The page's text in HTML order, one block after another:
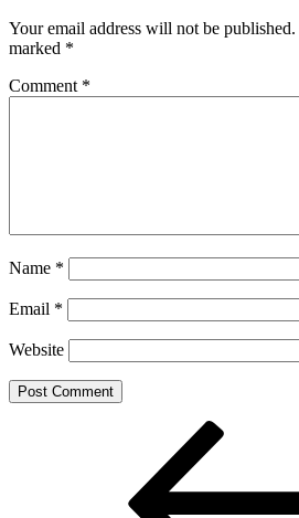
Your email address will not be published.
marked *
Comment *
Name *
Email *
Website